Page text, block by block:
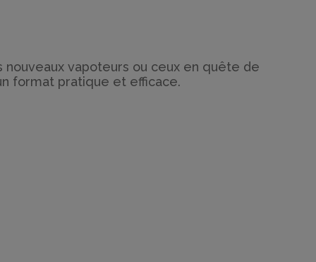
vapoteurs ou ceux en quête de
format pratique et efficace.